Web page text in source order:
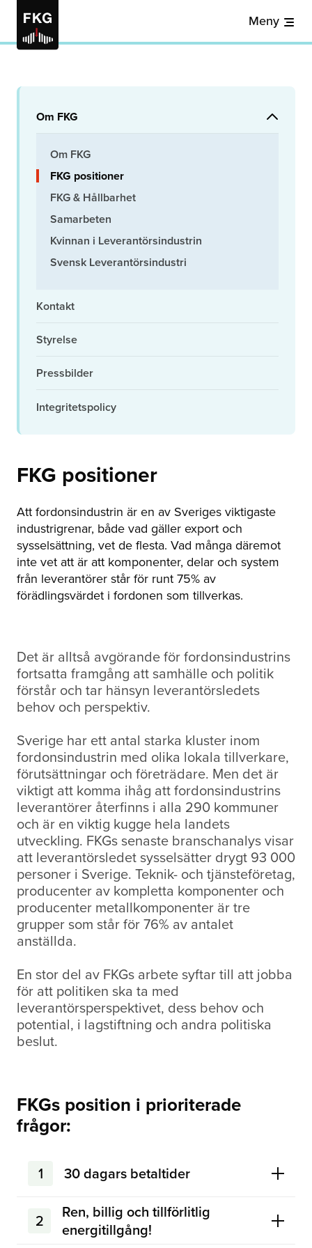
Meny
Om FKG
Om FKG
FKG positioner
FKG & Hållbarhet
Samarbeten
Kvinnan i Leverantörsindustrin
Svensk Leverantörsindustri
Kontakt
Styrelse
Pressbilder
Integritetspolicy
FKG positioner
Att fordonsindustrin är en av Sveriges viktigaste
industrigrenar, både vad gäller export och
sysselsättning, vet de flesta. Vad många däremot
inte vet att är att komponenter, delar och system
från leverantörer står för runt 75% av
förädlingsvärdet i fordonen som tillverkas.
Det är alltså avgörande för fordonsindustrins
fortsatta framgång att samhälle och politik
förstår och tar hänsyn leverantörsledets
behov och perspektiv.
Sverige har ett antal starka kluster inom
fordonsindustrin med olika lokala tillverkare,
förutsättningar och företrädare. Men det är
viktigt att komma ihåg att fordonsindustrins
leverantörer återfinns i alla 290 kommuner
och är en viktig kugge hela landets
utveckling. FKGs senaste branschanalys visar
att leverantörsledet sysselsätter drygt 93 000
personer i Sverige. Teknik- och tjänsteföretag,
producenter av kompletta komponenter och
producenter metallkomponenter är tre
grupper som står för 76% av antalet
anställda.
En stor del av FKGs arbete syftar till att jobba
för att politiken ska ta med
leverantörsperspektivet, dess behov och
potential, i lagstiftning och andra politiska
beslut.
FKGs position i prioriterade
frågor:
1 30 dagars betaltider
2
Ren, billig och tillförlitlig
energitillgång!